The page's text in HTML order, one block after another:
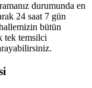
durumunda en
24 saat 7 gün
bütün
tek temsilci